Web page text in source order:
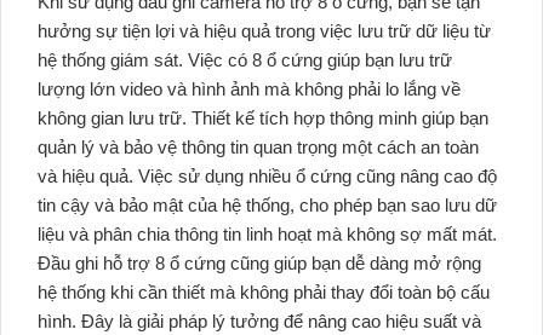
hưởng sự tiện lợi và hiệu quả trong việc lưu trữ dữ liệu từ
hệ thống giám sát. Việc có 8 ổ cứng giúp bạn lưu trữ
lượng lớn video và hình ảnh mà không phải lo lắng về
không gian lưu trữ. Thiết kế tích hợp thông minh giúp bạn
quản lý và bảo vệ thông tin quan trọng một cách an toàn
và hiệu quả. Việc sử dụng nhiều ổ cứng cũng nâng cao độ
tin cậy và bảo mật của hệ thống, cho phép bạn sao lưu dữ
liệu và phân chia thông tin linh hoạt mà không sợ mất mát.
Đầu ghi hỗ trợ 8 ổ cứng cũng giúp bạn dễ dàng mở rộng
hệ thống khi cần thiết mà không phải thay đổi toàn bộ cấu
hình. Đây là giải pháp lý tưởng để nâng cao hiệu suất và